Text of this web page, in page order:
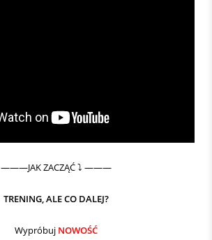
———JAK ZACZĄĆ ⤵️ ———
TRENING, ALE CO DALEJ?
Wypróbuj NOWOŚĆ